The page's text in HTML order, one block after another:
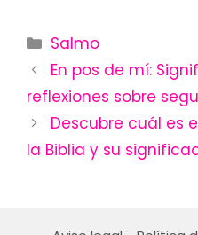
Categories
Salmo
En pos de mí:
reflexiones sobre
Descubre cuál es
la Biblia y su